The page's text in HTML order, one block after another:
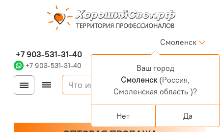
+7 903-531-31-40
+7 903-531-31-40
Смоленск
Войти
Регистрация
Корзина
0 позиций
Ваш город
Смоленск(Россия,
Смоленская область )?
Нет Да